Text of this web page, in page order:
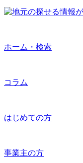
ホーム・検索
コラム
はじめての方
事業主の方